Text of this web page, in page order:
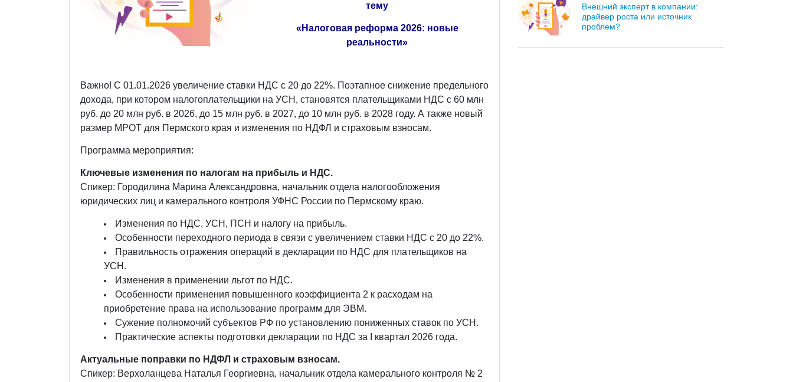
тему
«Налоговая реформа 2026: новые
реальности»
Важно! С 01.01.2026 увеличение ставки НДС с 20 до 22%. Поэтапное снижение предельного
дохода, при котором налогоплательщики на УСН, становятся плательщиками НДС с 60 млн
руб. до 20 млн руб. в 2026, до 15 млн руб. в 2027, до 10 млн руб. в 2028 году. А также новый
размер МРОТ для Пермского края и изменения по НДФЛ и страховым взносам.
Программа мероприятия:
Ключевые изменения по налогам на прибыль и НДС.
Спикер: Городилина Марина Александровна, начальник отдела налогообложения
юридических лиц и камерального контроля УФНС России по Пермскому краю.
Изменения по НДС, УСН, ПСН и налогу на прибыль.
Особенности переходного периода в связи с увеличением ставки НДС с 20 до 22%.
Правильность отражения операций в декларации по НДС для плательщиков на
УСН.
Изменения в применении льгот по НДС.
Особенности применения повышенного коэффициента 2 к расходам на
приобретение права на использование программ для ЭВМ.
Сужение полномочий субъектов РФ по установлению пониженных ставок по УСН.
Практические аспекты подготовки декларации по НДС за I квартал 2026 года.
Актуальные поправки по НДФЛ и страховым взносам.
Спикер: Верхоланцева Наталья Георгиевна, начальник отдела камерального контроля № 2
Внешний эксперт в компании:
драйвер роста или источник
проблем?